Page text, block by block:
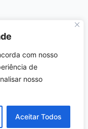
com nosso
de
nosso
Aceitar Todos